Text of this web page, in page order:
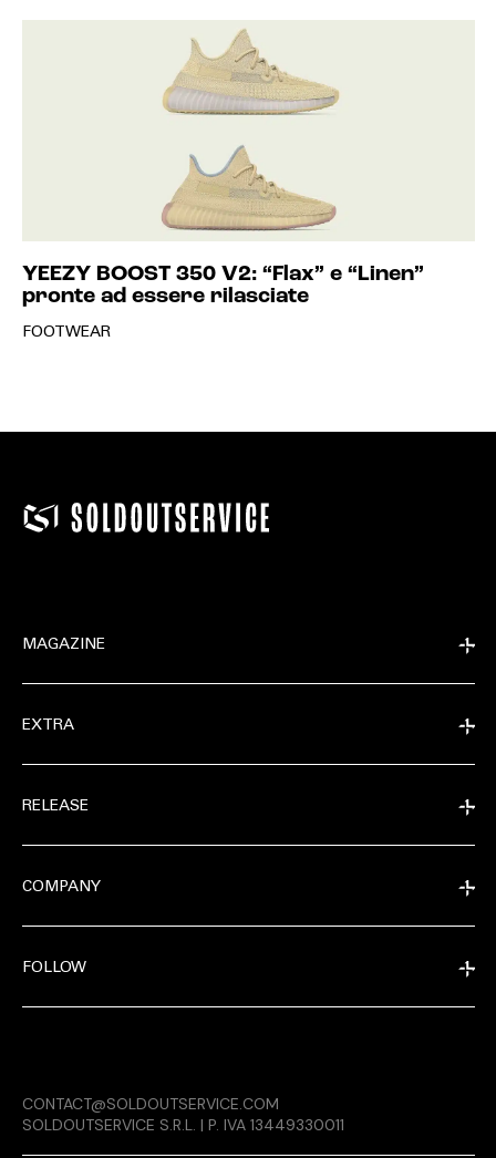
RELEASE
YEEZY BOOST 350 V2: “Flax” e “Linen”
pronte ad essere rilasciate
FOOTWEAR
MAGAZINE
EXTRA
RELEASE
COMPANY
FOLLOW
CONTACT@SOLDOUTSERVICE.COM
SOLDOUTSERVICE S.R.L. | P. IVA 13449330011